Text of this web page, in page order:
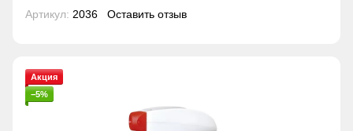
Артикул: 2036 Оставить отзыв
Акция
−5%